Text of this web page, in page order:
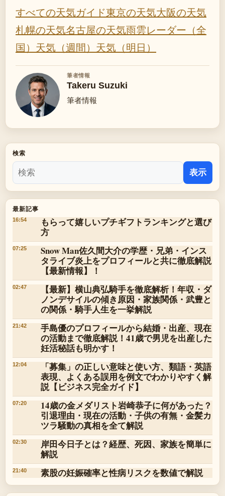
すべての天気ガイド東京の天気大阪の天気
札幌の天気名古屋の天気雨雲レーダー（全
国） 天気（週間） 天気（明日）
筆者情報
Takeru Suzuki
筆者情報
検索
表示
最新記事
16:54
もらって嬉しいプチギフトランキングと選び
方
07:25
Snow Man佐久間大介の学歴・兄弟・インス
タライブ炎上をプロフィールと共に徹底解説
【最新情報】！
02:47
【最新】横山典弘騎手を徹底解析！年収・ダ
ノンデサイルの傾き原因・家族関係・武豊と
の関係・騎手人生を一挙解説
21:42
手島優のプロフィールから結婚・出産、現在
の活動まで徹底解説！41歳で男児を出産した
妊活秘話も明かす！
12:04
「募集」の正しい意味と使い方、類語・英語
表現、よくある誤用を例文でわかりやすく解
説【ビジネス完全ガイド】
07:20
14歳の金メダリスト岩崎恭子に何があった？
引退理由・現在の活動・子供の有無・金髪カ
ツラ騒動の真相を全て解説
02:30
岸田今日子とは？経歴、死因、家族を簡単に
解説
21:40 素股の妊娠確率と性病リスクを数値で解説